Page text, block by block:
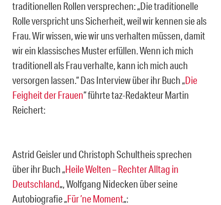
traditionellen Rollen versprechen: „Die traditionelle
Rolle verspricht uns Sicherheit, weil wir kennen sie als
Frau. Wir wissen, wie wir uns verhalten müssen, damit
wir ein klassisches Muster erfüllen. Wenn ich mich
traditionell als Frau verhalte, kann ich mich auch
versorgen lassen.“ Das Interview über ihr Buch „Die
Feigheit der Frauen“ führte taz-Redakteur Martin
Reichert:
Astrid Geisler und Christoph Schultheis sprechen
über ihr Buch „Heile Welten – Rechter Alltag in
Deutschland„, Wolfgang Nidecken über seine
Autobiografie „Für ’ne Moment„: